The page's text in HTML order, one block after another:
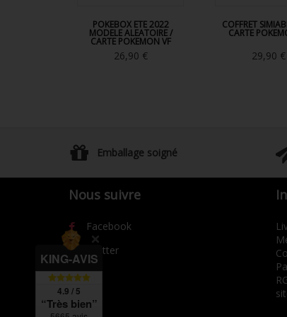
POKEBOX ETE 2022
MODELE ALEATOIRE /
CARTE POKEMON VF
26,90 €
COFFRET
CARTE
29,90 €
Emballage soigné
Nous suivre
Facebook
Twitter
KING-AVIS
4.9 / 5
“Très bien”